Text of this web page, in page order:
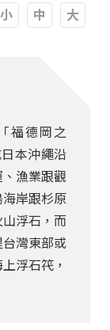
福德岡之
本沖繩沿
漁業跟觀
岸跟杉原
浮石，而
灣東部或
浮石笩，